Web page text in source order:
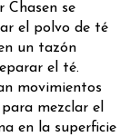
Chasen se
el polvo de té
un tazón
el té.
movimientos
mezclar el
en la superficie